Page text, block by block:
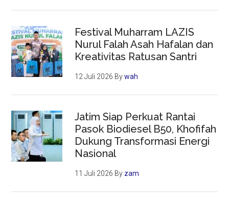
Festival Muharram LAZIS
Nurul Falah Asah Hafalan dan
Kreativitas Ratusan Santri
12 Juli 2026 Bywah
Jatim Siap Perkuat Rantai
Pasok Biodiesel B50, Khofifah
Dukung Transformasi Energi
Nasional
11 Juli 2026 By zam